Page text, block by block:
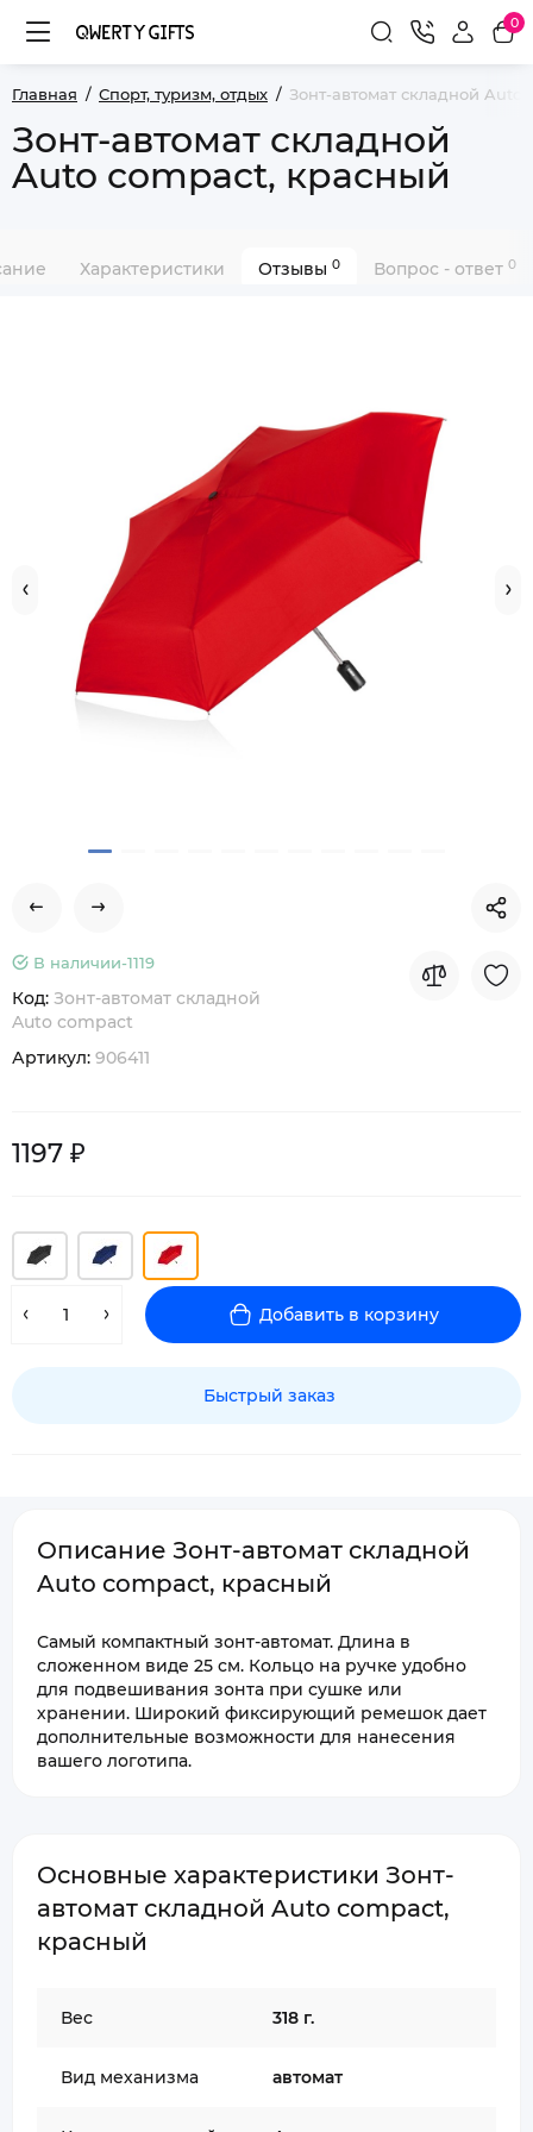
0
Главная Спорт, туризм, отдых Зонт-автомат складной
Зонт-автомат складной
Auto compact, красный
Характеристики Отзывы 0 Вопрос - ответ 0
В наличии-1119
Код: Зонт-автомат складной
Auto compact
Артикул: 906411
1197 ₽
Добавить в корзину
Быстрый заказ
Описание Зонт-автомат складной
Auto compact, красный
Самый компактный зонт-автомат. Длина в
сложенном виде 25 см. Кольцо на ручке удобно
для подвешивания зонта при сушке или
хранении. Широкий фиксирующий ремешок дает
дополнительные возможности для нанесения
вашего логотипа.
Основные характеристики Зонт-
автомат складной Auto compact,
красный
Вес 318 г.
Вид механизма автомат